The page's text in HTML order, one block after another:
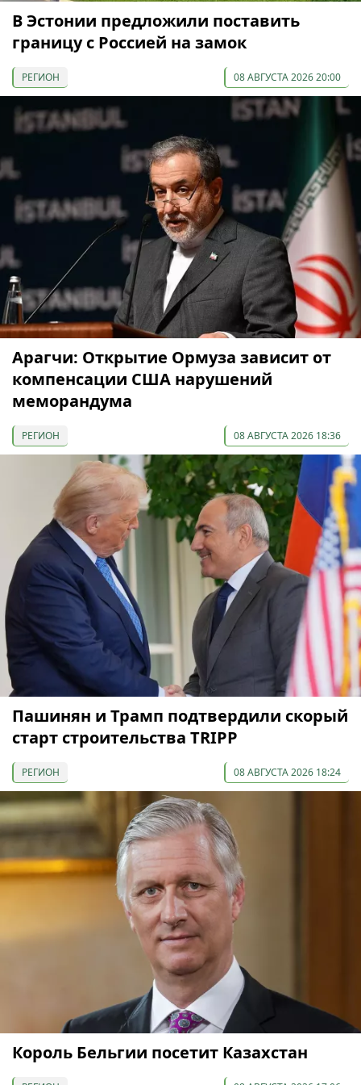
В Эстонии предложили поставить
границу с Россией на замок
РЕГИОН 08 АВГУСТА 2026 20:00
Арагчи: Открытие Ормуза зависит от
компенсации США нарушений
меморандума
РЕГИОН 08 АВГУСТА 2026 18:36
Пашинян и Трамп подтвердили скорый
старт строительства TRIPP
РЕГИОН 08 АВГУСТА 2026 18:24
Король Бельгии посетит Казахстан